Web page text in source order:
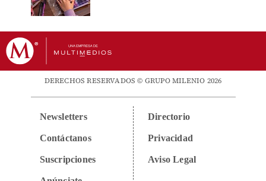
DERECHOS RESERVADOS © GRUPO MILENIO 2026
Newsletters
Contáctanos
Suscripciones
Directorio
Privacidad
Aviso Legal